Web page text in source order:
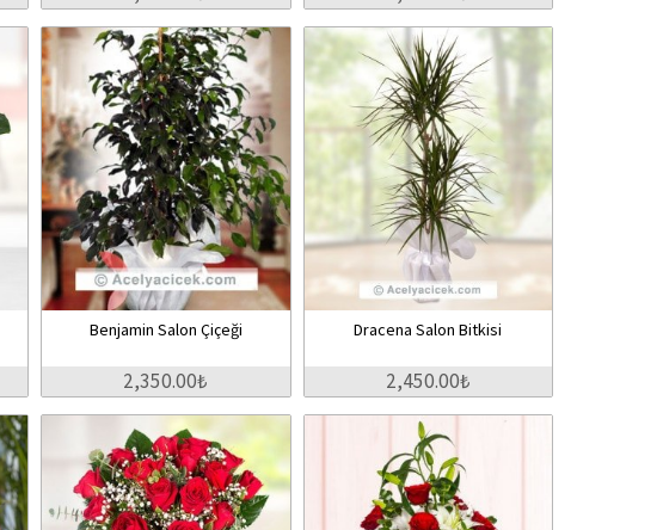
Benjamin Salon Çiçeği
2,350.00₺
Dracena Salon Bitkisi
2,450.00₺